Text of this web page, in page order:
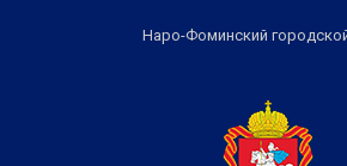
Наро-Фоминский